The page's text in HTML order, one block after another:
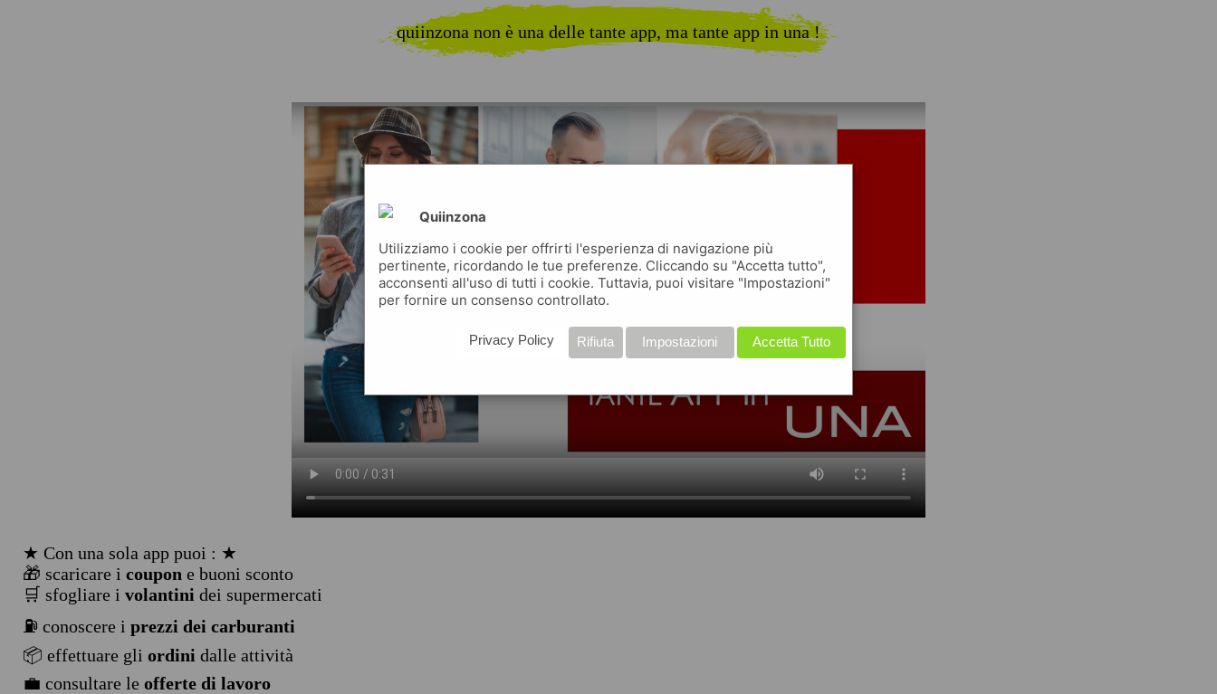
quiinzona non è una delle tante app, ma tante app in una !
★ Con una sola app puoi : ★
🎁 scaricare i coupon e buoni sconto
🛒 sfogliare i volantini dei supermercati
⛽ conoscere i prezzi dei carburanti
📦 effettuare gli ordini dalle attività
💼 consultare le offerte di lavoro
Quiinzona
Utilizziamo i cookie per offrirti l'esperienza di navigazione più
pertinente, ricordando le tue preferenze. Cliccando su "Accetta tutto",
acconsenti all'uso di tutti i cookie. Tuttavia, puoi visitare "Impostazioni"
per fornire un consenso controllato.
Accetta Tutto
Impostazioni
Rifiuta
Privacy Policy